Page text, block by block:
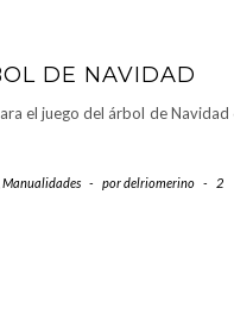
DE NAVIDAD
el juego del árbol de Navidad
Manualidades - pordelriomerino -
2